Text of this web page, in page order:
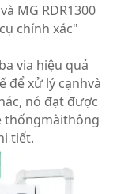
MG RDR1300
chính xác"
via hiệu quả
để xử lý cạnhvà
nó đạt được
thốngmàithông
tiết.